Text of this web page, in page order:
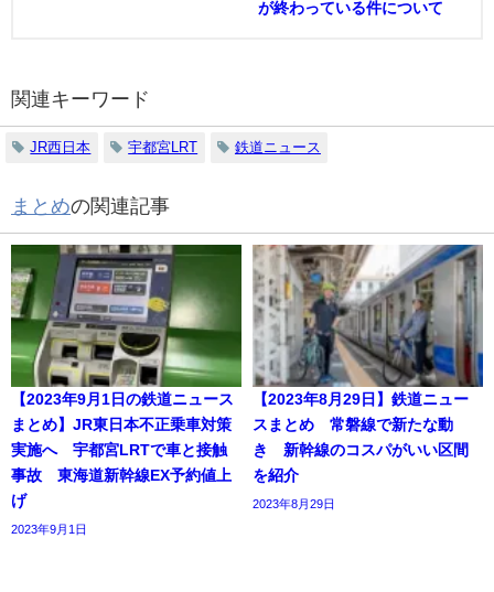
が終わっている件について
関連キーワード
JR西日本 宇都宮LRT 鉄道ニュース
まとめの関連記事
【2023年9月1日の鉄道ニュース
まとめ】JR東日本不正乗車対策
実施へ 宇都宮LRTで車と接触
事故 東海道新幹線EX予約値上
げ
2023年9月1日
【2023年8月29日】鉄道ニュー
スまとめ 常磐線で新たな動
き 新幹線のコスパがいい区間
を紹介
2023年8月29日